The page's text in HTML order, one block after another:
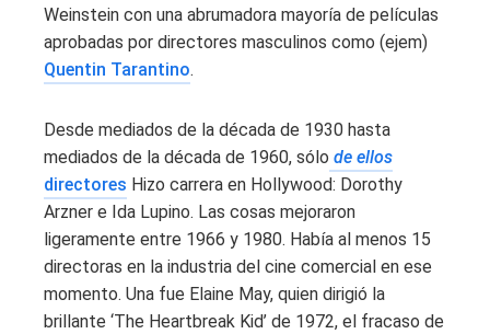
Weinstein con una abrumadora mayoría de películas
aprobadas por directores masculinos como (ejem)
Quentin Tarantino.
Desde mediados de la década de 1930 hasta
mediados de la década de 1960, sólo de ellos
directores Hizo carrera en Hollywood: Dorothy
Arzner e Ida Lupino. Las cosas mejoraron
ligeramente entre 1966 y 1980. Había al menos 15
directoras en la industria del cine comercial en ese
momento. Una fue Elaine May, quien dirigió la
brillante ‘The Heartbreak Kid’ de 1972, el fracaso de